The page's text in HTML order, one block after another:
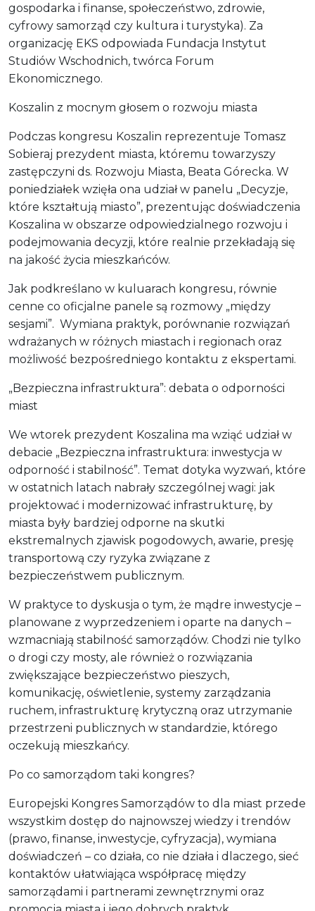
gospodarka i finanse, społeczeństwo, zdrowie,
cyfrowy samorząd czy kultura i turystyka). Za
organizację EKS odpowiada Fundacja Instytut
Studiów Wschodnich, twórca Forum
Ekonomicznego.
Koszalin z mocnym głosem o rozwoju miasta
Podczas kongresu Koszalin reprezentuje Tomasz
Sobieraj prezydent miasta, któremu towarzyszy
zastępczyni ds. Rozwoju Miasta, Beata Górecka. W
poniedziałek wzięła ona udział w panelu „Decyzje,
które kształtują miasto”, prezentując doświadczenia
Koszalina w obszarze odpowiedzialnego rozwoju i
podejmowania decyzji, które realnie przekładają się
na jakość życia mieszkańców.
Jak podkreślano w kuluarach kongresu, równie
cenne co oficjalne panele są rozmowy „między
sesjami”. Wymiana praktyk, porównanie rozwiązań
wdrażanych w różnych miastach i regionach oraz
możliwość bezpośredniego kontaktu z ekspertami.
„Bezpieczna infrastruktura”: debata o odporności
miast
We wtorek prezydent Koszalina ma wziąć udział w
debacie „Bezpieczna infrastruktura: inwestycja w
odporność i stabilność”. Temat dotyka wyzwań, które
w ostatnich latach nabrały szczególnej wagi: jak
projektować i modernizować infrastrukturę, by
miasta były bardziej odporne na skutki
ekstremalnych zjawisk pogodowych, awarie, presję
transportową czy ryzyka związane z
bezpieczeństwem publicznym.
W praktyce to dyskusja o tym, że mądre inwestycje –
planowane z wyprzedzeniem i oparte na danych –
wzmacniają stabilność samorządów. Chodzi nie tylko
o drogi czy mosty, ale również o rozwiązania
zwiększające bezpieczeństwo pieszych,
komunikację, oświetlenie, systemy zarządzania
ruchem, infrastrukturę krytyczną oraz utrzymanie
przestrzeni publicznych w standardzie, którego
oczekują mieszkańcy.
Po co samorządom taki kongres?
Europejski Kongres Samorządów to dla miast przede
wszystkim dostęp do najnowszej wiedzy i trendów
(prawo, finanse, inwestycje, cyfryzacja), wymiana
doświadczeń – co działa, co nie działa i dlaczego, sieć
kontaktów ułatwiająca współpracę między
samorządami i partnerami zewnętrznymi oraz